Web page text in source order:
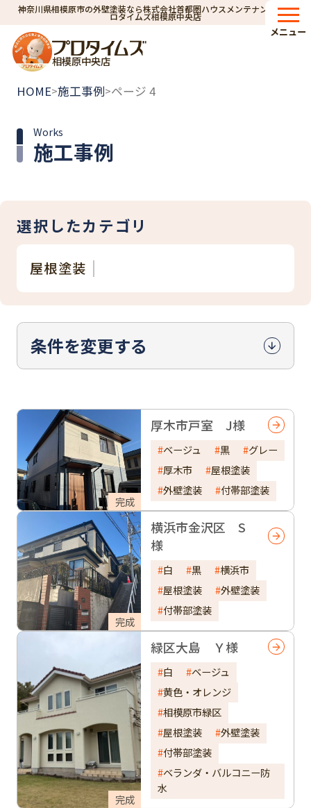
神奈川県相模原市の外壁塗装なら株式会社首都圏ハウスメンテナンス｜プ
ロタイムズ相模原中央店
相模原中央店
メニュー
HOME>施工事例>ページ 4
施工事例
Works
選択したカテゴリ
屋根塗装
条件を変更する
完成
厚木市戸室 J様
ベージュ 黒
グレー
厚木市
屋根塗装
外壁塗装
付帯部塗装
完成
横浜市金沢区 S
様
白 黒
横浜市
屋根塗装
外壁塗装
付帯部塗装
完成
緑区大島 Ｙ様
白
ベージュ
黄色・オレンジ
相模原市緑区
屋根塗装
外壁塗装
付帯部塗装
ベランダ・バルコニー防
水